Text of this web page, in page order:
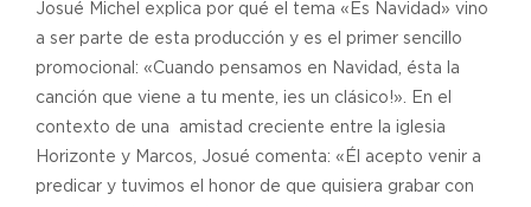
Josué Michel explica por qué el tema «Es Navidad» vino
a ser parte de esta producción y es el primer sencillo
promocional: «Cuando pensamos en Navidad, ésta la
canción que viene a tu mente, ¡es un clásico!». En el
contexto de una amistad creciente entre la iglesia
Horizonte y Marcos, Josué comenta: «Él acepto venir a
predicar y tuvimos el honor de que quisiera grabar con